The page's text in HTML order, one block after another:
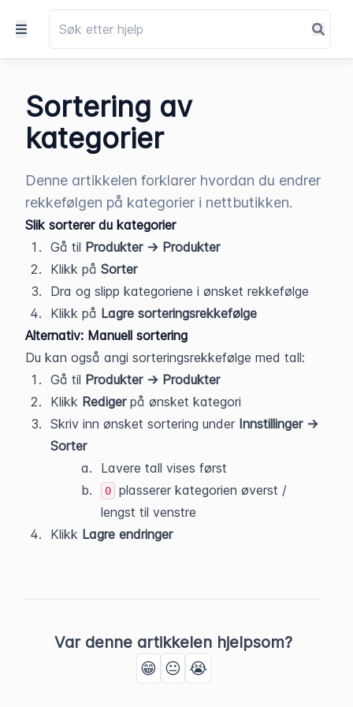
Sortering av
kategorier
Denne artikkelen forklarer hvordan du endrer
rekkefølgen på kategorier i nettbutikken.
Slik sorterer du kategorier
Gå til Produkter → Produkter
Klikk på Sorter
Dra og slipp kategoriene i ønsket rekkefølge
Klikk på Lagre sorteringsrekkefølge
Alternativ: Manuell sortering
Du kan også angi sorteringsrekkefølge med tall:
Gå til Produkter → Produkter
Klikk Rediger på ønsket kategori
Skriv inn ønsket sortering under Innstillinger →
Sorter
Lavere tall vises først
0
plasserer kategorien øverst /
lengst til venstre
Klikk Lagre endringer
Var denne artikkelen hjelpsom?
😁 😐 😭